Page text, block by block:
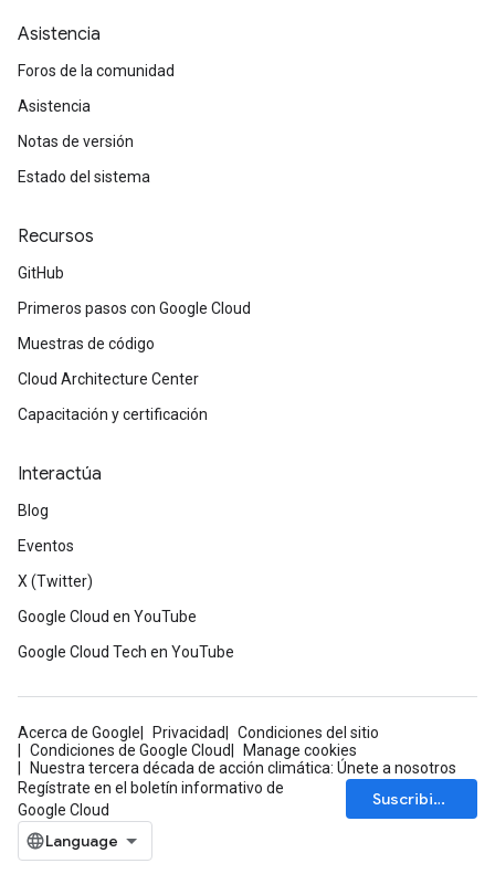
Asistencia
Foros de la comunidad
Asistencia
Notas de versión
Estado del sistema
Recursos
GitHub
Primeros pasos con Google Cloud
Muestras de código
Cloud Architecture Center
Capacitación y certificación
Interactúa
Blog
Eventos
X (Twitter)
Google Cloud en YouTube
Google Cloud Tech en YouTube
Acerca de Google Privacidad
Condiciones del sitio
Condiciones de Google Cloud
Manage cookies
Nuestra tercera década de acción climática: Únete a nosotros
Regístrate en el boletín informativo de
Google Cloud
Suscribirse